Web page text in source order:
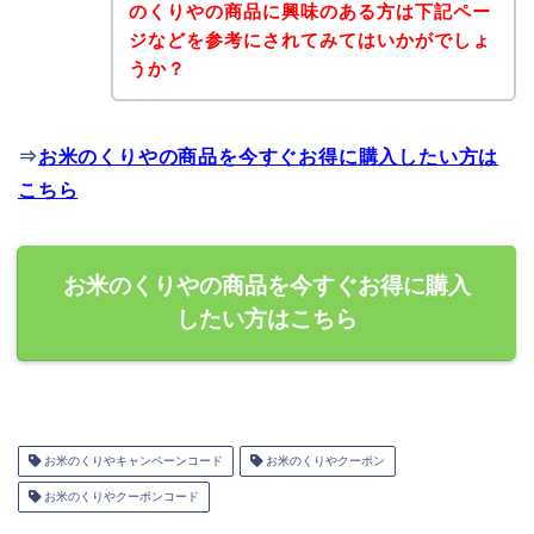
のくりやの商品に興味のある方は下記ペー
ジなどを参考にされてみてはいかがでしょ
うか？
⇒お米のくりやの商品を今すぐお得に購入したい方は
こちら
お米のくりやの商品を今すぐお得に購入
したい方はこちら
お米のくりやキャンペーンコード お米のくりやクーポン
お米のくりやクーポンコード